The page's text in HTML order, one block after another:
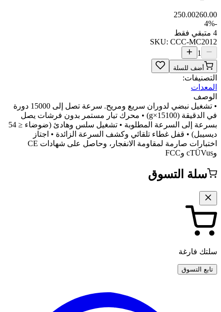
250.00
4
SKU:CCC-
1
أضف للسلة
• تشغيل نبضي لدوران سريع ومريح. سرعة تصل إلى 15000 دورة
في الدقيقة (15100×g) • محرك تيار مستمر بدون فرشات يصل
بسرعة إلى السرعة المطلوبة • تشغيل سلس وهادئ (ضوضاء ≤ 54
• قفل غطاء تلقائي وكشف السرعة الزائدة • اجتاز
اختبارات صارمة لمقاومة الانفجار، وحاصل على شهادات CE
سلة التسوق
فارغة
التسوق